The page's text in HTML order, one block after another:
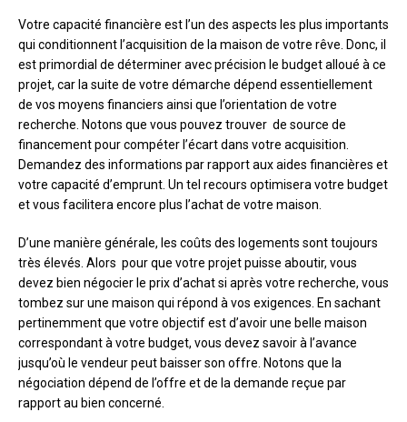
Votre capacité financière est l’un des aspects les plus importants
qui conditionnent l’acquisition de la maison de votre rêve. Donc, il
est primordial de déterminer avec précision le budget alloué à ce
projet, car la suite de votre démarche dépend essentiellement
de vos moyens financiers ainsi que l’orientation de votre
recherche. Notons que vous pouvez trouver de source de
financement pour compéter l’écart dans votre acquisition.
Demandez des informations par rapport aux aides financières et
votre capacité d’emprunt. Un tel recours optimisera votre budget
et vous facilitera encore plus l’achat de votre maison.
D’une manière générale, les coûts des logements sont toujours
très élevés. Alors pour que votre projet puisse aboutir, vous
devez bien négocier le prix d’achat si après votre recherche, vous
tombez sur une maison qui répond à vos exigences. En sachant
pertinemment que votre objectif est d’avoir une belle maison
correspondant à votre budget, vous devez savoir à l’avance
jusqu’où le vendeur peut baisser son offre. Notons que la
négociation dépend de l’offre et de la demande reçue par
rapport au bien concerné.